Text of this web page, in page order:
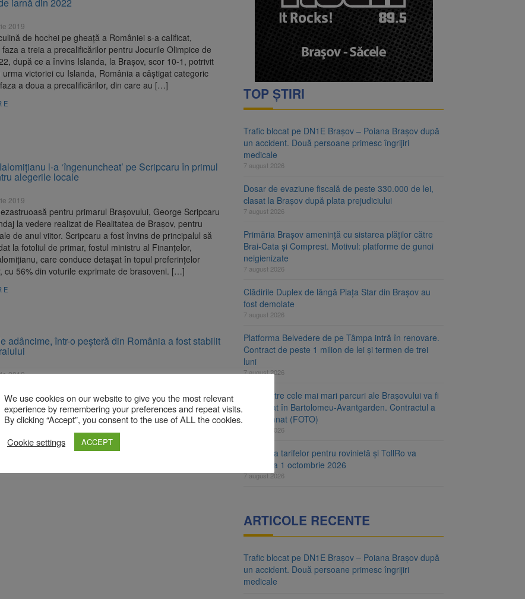
mai mari parcuri ale Brașovului va fi amenajat în Bartolomeu-Avantgarden. Contractul a
pe DN1E Brașov – Poiana Brașov după un accident. Două persoane primesc îngrijiri
2019
de hochei pe gheață a României s-a calificat,
a treia a precalificărilor pentru Jocurile Olimpice de
după ce a învins Islanda, la Brașov, scor 10-1, potrivit
urma victoriei cu Islanda, România a câștigat categoric
a doua a precalificărilor, din care au […]
l-a ‘îngenuncheat’ pe Scripcaru în primul
alegerile locale
2019
pentru primarul Brașovului, George Scripcaru
la vedere realizat de Realitatea de Brașov, pentru
de anul viitor. Scripcaru a fost învins de principalul să
la fotoliul de primar, fostul ministru al Finanțelor,
care conduce detașat în topul preferințelor
cu 56% din voturile exprimate de brasoveni. […]
adâncime, într-o peșteră din România a fost stabilit
2019
a fost atins, săptămâna trecută, recordul de adâncime,
din România. Speologii au ajuns la cota de minus 769
unei tabere de explorare, cu bivuac subteran, în
Vârful Grind. Atingerea acestei adâncimi este rezultatul
de sute de speologi, în cei 34 […]
TOP ȘTIRI
Trafic blocat pe DN1E Brașov – Poiana Brașov după
un accident. Două persoane primesc îngrijiri
medicale
7 august 2026
Dosar de evaziune fiscală de peste 330.000 de lei,
clasat la Brașov după plata prejudiciului
7 august 2026
Primăria Brașov amenință cu sistarea plăților către
Brai-Cata și Comprest. Motivul: platforme de gunoi
neigienizate
7 august 2026
Clădirile Duplex de lângă Piața Star din Brașov au
fost demolate
7 august 2026
Platforma Belvedere de pe Tâmpa intră în renovare.
Contract de peste 1 milion de lei și termen de trei
luni
7 august 2026
Unul dintre cele mai mari parcuri ale Brașovului va fi
amenajat în Bartolomeu-Avantgarden. Contractul a
fost semnat (FOTO)
7 august 2026
Aplicarea tarifelor pentru rovinietă și TollRo va
începe la 1 octombrie 2026
7 august 2026
ARTICOLE RECENTE
Trafic blocat pe DN1E Brașov – Poiana Brașov după
un accident. Două persoane primesc îngrijiri
medicale
We use cookies on our website to give you the most relevant
experience by remembering your preferences and repeat visits.
By clicking “Accept”, you consent to the use of ALL the cookies.
Cookie settings
ACCEPT